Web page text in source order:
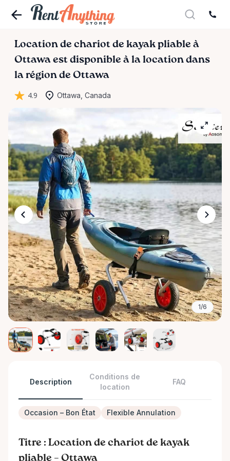
Location de chariot de kayak pliable à
Ottawa est disponible à la location dans
la région de Ottawa
4.9 Ottawa, Canada
1/6
Description
Conditions de
location
FAQ
Occasion – Bon État Flexible Annulation
Titre : Location de chariot de kayak
pliable – Ottawa